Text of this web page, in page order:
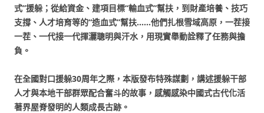
式”援躲；從給資金、建項目標“輸血式”幫扶，到財產培養、技巧
支撐、人才培育等的“造血式”幫扶……他們扎根雪域高原，一茬接
一茬、一代接一代揮灑聰明與汗水，用現實舉動詮釋了任務與擔
負。
在全國對口援躲30周年之際，本版發布特殊謀劃，講述援躲干部
人才與本地干部群眾配合奮斗的故事，感觸感染中國式古代化活
著界屋脊發明的人類成長古跡。